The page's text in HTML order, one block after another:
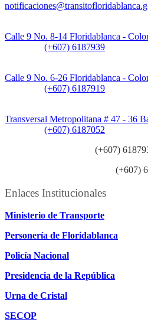
Calle 9 No. 8-14 Floridablanca -
(+607) 6187939
Calle 9 No. 6-26 Floridablanca -
(+607) 6187919
Transversal Metropolitana # 47 - 36
(+607) 6187052
(+607)
(+607)
Enlaces Institucionales
Ministerio de Transporte
Personería de Floridablanca
Policía Nacional
Presidencia de la República
Urna de Cristal
SECOP